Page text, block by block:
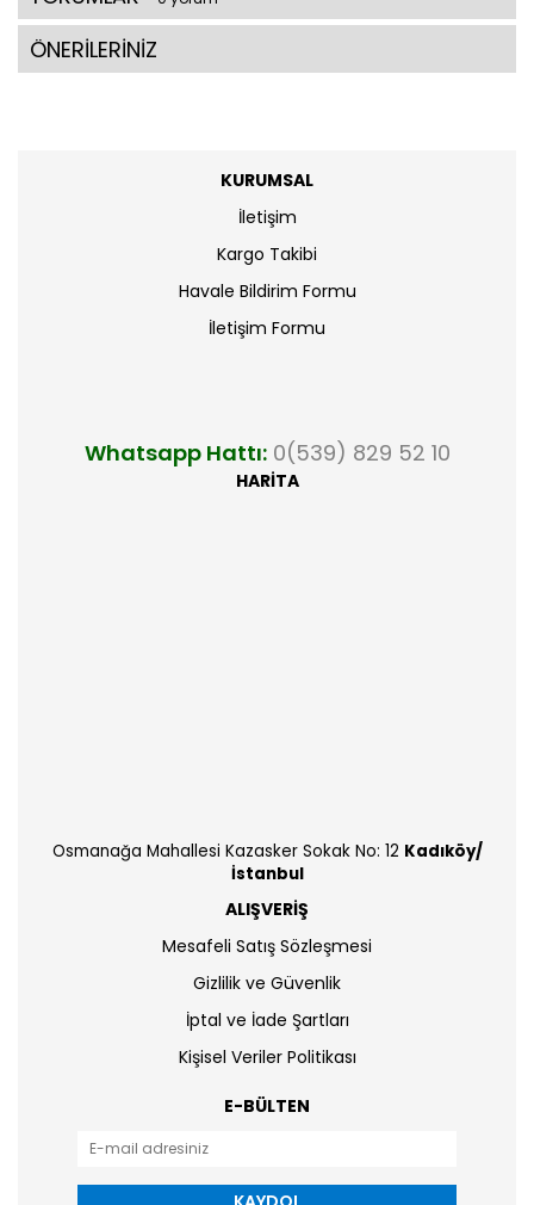
ÖNERİLERİNİZ
KURUMSAL
İletişim
Kargo Takibi
Havale Bildirim Formu
İletişim Formu
Whatsapp Hattı: 0(539) 829 52 10
HARİTA
Osmanağa Mahallesi Kazasker Sokak No: 12 Kadıköy/
İstanbul
ALIŞVERİŞ
Mesafeli Satış Sözleşmesi
Gizlilik ve Güvenlik
İptal ve İade Şartları
Kişisel Veriler Politikası
E-BÜLTEN